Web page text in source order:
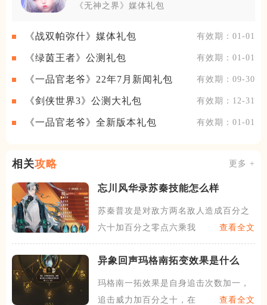
《无神之界》媒体礼包
《战双帕弥什》媒体礼包 有效期：01-01
《绿茵王者》公测礼包 有效期：01-01
《一品官老爷》22年7月新闻礼包 有效期：09-30
《剑侠世界3》公测大礼包 有效期：12-31
《一品官老爷》全新版本礼包 有效期：01-01
相关攻略 更多 +
忘川风华录苏秦技能怎么样
苏秦普攻是对敌方两名敌人造成百分之
六十加百分之零点六乘我方合
查看全文
异象回声玛格南拓变效果是什么
玛格南一拓效果是自身追击次数加一，
追击威力加百分之十，在BO
查看全文